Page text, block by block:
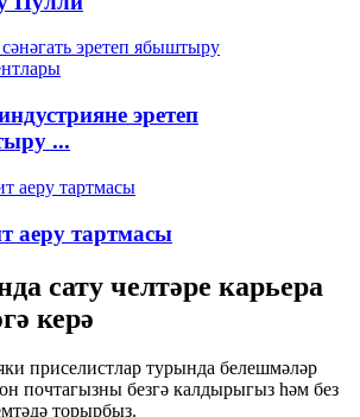
эретеп
...
аеру тартмасы
сату челтәре карьера
керә
приселистлар турында белешмәләр
почтагызны безгә калдырыгыз һәм без
торырбыз.